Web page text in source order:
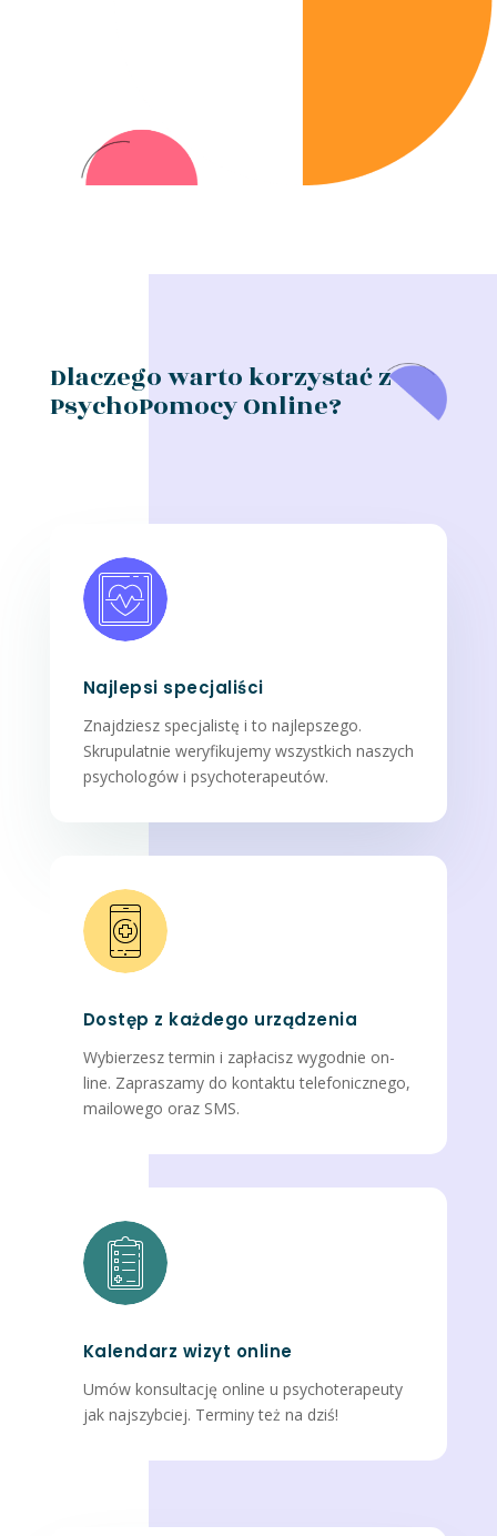
Dlaczego warto korzystać z
PsychoPomocy Online?
Najlepsi specjaliści
Znajdziesz specjalistę i to najlepszego.
Skrupulatnie weryfikujemy wszystkich naszych
psychologów i psychoterapeutów.
Dostęp z każdego urządzenia
Wybierzesz termin i zapłacisz wygodnie on-
line. Zapraszamy do kontaktu telefonicznego,
mailowego oraz SMS.
Kalendarz wizyt online
Umów konsultację online u psychoterapeuty
jak najszybciej. Terminy też na dziś!